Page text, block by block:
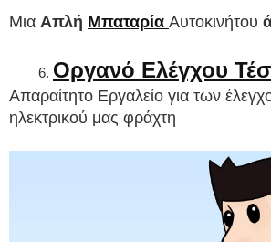
Μια Απλή Μπαταρία Αυτοκινήτου
Οργανό Ελέγχου
Απαραίτητο Εργαλείο για των
ηλεκτρικού μας φράχτη